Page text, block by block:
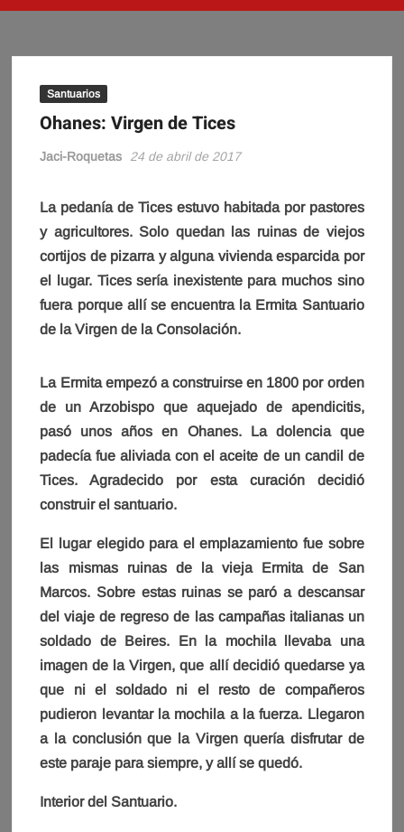
Santuarios
Ohanes: Virgen de Tices
Jaci-Roquetas 24 de abril de 2017
La pedanía de Tices estuvo habitada por pastores
y agricultores. Solo quedan las ruinas de viejos
cortijos de pizarra y alguna vivienda esparcida por
el lugar. Tices sería inexistente para muchos sino
fuera porque allí se encuentra la Ermita Santuario
de la Virgen de la Consolación.
La Ermita empezó a construirse en 1800 por orden
de un Arzobispo que aquejado de apendicitis,
pasó unos años en Ohanes. La dolencia que
padecía fue aliviada con el aceite de un candil de
Tices. Agradecido por esta curación decidió
construir el santuario.
El lugar elegido para el emplazamiento fue sobre
las mismas ruinas de la vieja Ermita de San
Marcos. Sobre estas ruinas se paró a descansar
del viaje de regreso de las campañas italianas un
soldado de Beires. En la mochila llevaba una
imagen de la Virgen, que allí decidió quedarse ya
que ni el soldado ni el resto de compañeros
pudieron levantar la mochila a la fuerza. Llegaron
a la conclusión que la Virgen quería disfrutar de
este paraje para siempre, y allí se quedó.
Interior del Santuario.